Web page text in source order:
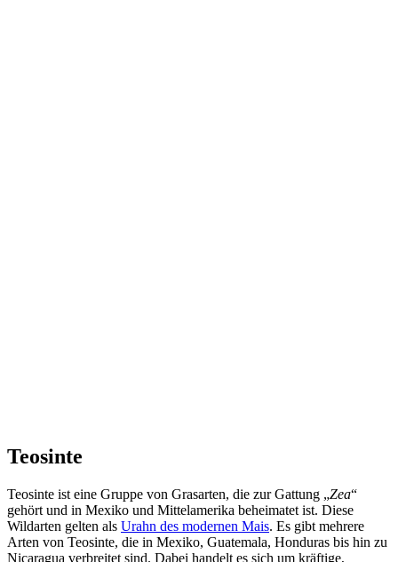
Teosinte
Teosinte ist eine Gruppe von Grasarten, die zur Gattung „Zea“
gehört und in Mexiko und Mittelamerika beheimatet ist. Diese
Wildarten gelten als Urahn des modernen Mais. Es gibt mehrere
Arten von Teosinte, die in Mexiko, Guatemala, Honduras bis hin zu
Nicaragua verbreitet sind. Dabei handelt es sich um kräftige,